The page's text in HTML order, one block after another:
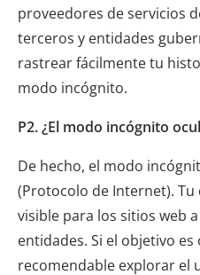
proveedores de servicios
terceros y entidades
rastrear fácilmente tu
modo incógnito.
P2. ¿El modo incógnito
De hecho, el modo
(Protocolo de Internet).
visible para los sitios web
entidades. Si el objetivo
recomendable explorar el